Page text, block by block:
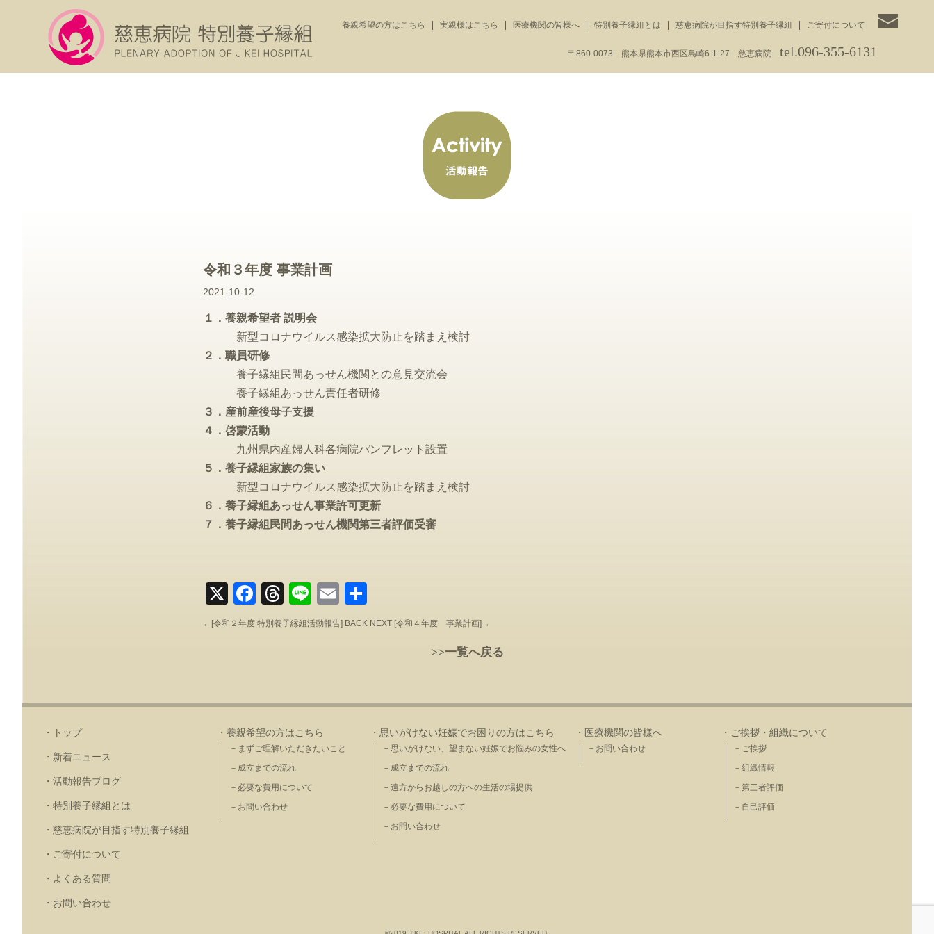
養親希望の方はこちら 実親様はこちら 医療機関の皆様へ 特別養子縁組とは 慈恵病院が目指す特別養子縁組 ご寄付について
〒860-0073 熊本県熊本市西区島崎6-1-27 慈恵病院 tel.096-355-6131
令和３年度 事業計画
2021-10-12
１．養親希望者 説明会
新型コロナウイルス感染拡大防止を踏まえ検討
２．職員研修
養子縁組民間あっせん機関との意見交流会
養子縁組あっせん責任者研修
３．産前産後母子支援
４．啓蒙活動
九州県内産婦人科各病院パンフレット設置
５．養子縁組家族の集い
新型コロナウイルス感染拡大防止を踏まえ検討
６．養子縁組あっせん事業許可更新
７．養子縁組民間あっせん機関第三者評価受審
X Facebook
Threads
LineEmail
有
←[令和２年度 特別養子縁組活動報告] BACK NEXT [令和４年度 事業計画]→
>>一覧へ戻る
・トップ
・新着ニュース
・活動報告ブログ
・特別養子縁組とは
・慈恵病院が目指す特別養子縁組
・ご寄付について
・よくある質問
・お問い合わせ
・養親希望の方はこちら
－まずご理解いただきたいこと
－成立までの流れ
－必要な費用について
－お問い合わせ
・思いがけない妊娠でお困りの方はこちら
－思いがけない、望まない妊娠でお悩みの女性へ
－成立までの流れ
－遠方からお越しの方への生活の場提供
－必要な費用について
－お問い合わせ
・医療機関の皆様へ
－お問い合わせ
・ご挨拶・組織について
－ご挨拶
－組織情報
－第三者評価
－自己評価